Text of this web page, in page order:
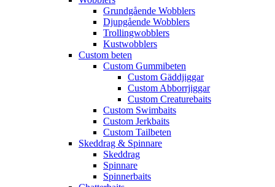
Grundgående Wobblers
Djupgående Wobblers
Trollingwobblers
Kustwobblers
Custom beten
Custom Gummibeten
Custom Gäddjiggar
Custom Abborrjiggar
Custom Creaturebaits
Custom Swimbaits
Custom Jerkbaits
Custom Tailbeten
Skeddrag & Spinnare
Skeddrag
Spinnare
Spinnerbaits